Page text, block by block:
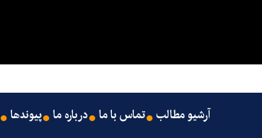
آرشیو مطالب تماس با ما درباره ما پیوندها